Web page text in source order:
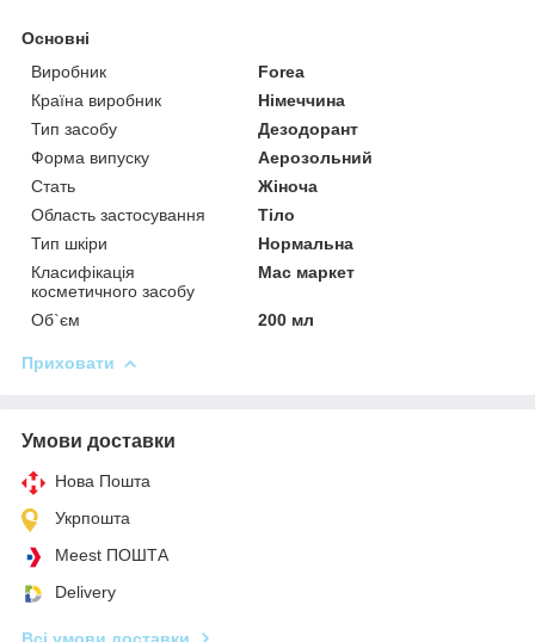
Основні
Виробник
Forea
Країна виробник
Німеччина
Тип засобу
Дезодорант
Форма випуску
Аерозольний
Стать
Жіноча
Область застосування
Тіло
Тип шкіри
Нормальна
Класифікація
косметичного засобу
Мас маркет
Об`єм 200 мл
Приховати
Умови доставки
Нова Пошта
Укрпошта
Meest ПОШТА
Delivery
Всі умови доставки